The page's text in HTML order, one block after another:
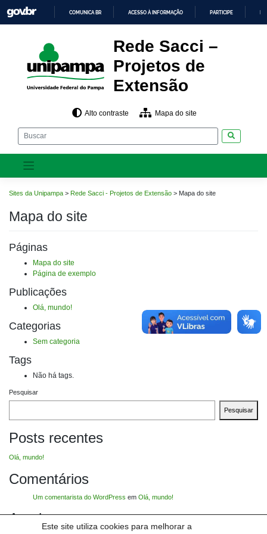
Este site utiliza cookies para melhorar a
para
o
CONTEÚDO
COMUNICA BR ACESSO À INFORMAÇÃO PARTICIPE
Rede Sacci –
Projetos de
Extensão
Alto contraste Mapa do site
Sites da Unipampa > Rede Sacci - Projetos de Extensão > Mapa do site
Mapa do site
Páginas
Mapa do site
Página de exemplo
Publicações
Olá, mundo!
Categorias
Sem categoria
Tags
Não há tags.
Pesquisar
Pesquisar
Posts recentes
Olá, mundo!
Comentários
Um comentarista do WordPress em Olá, mundo!
Arquivos